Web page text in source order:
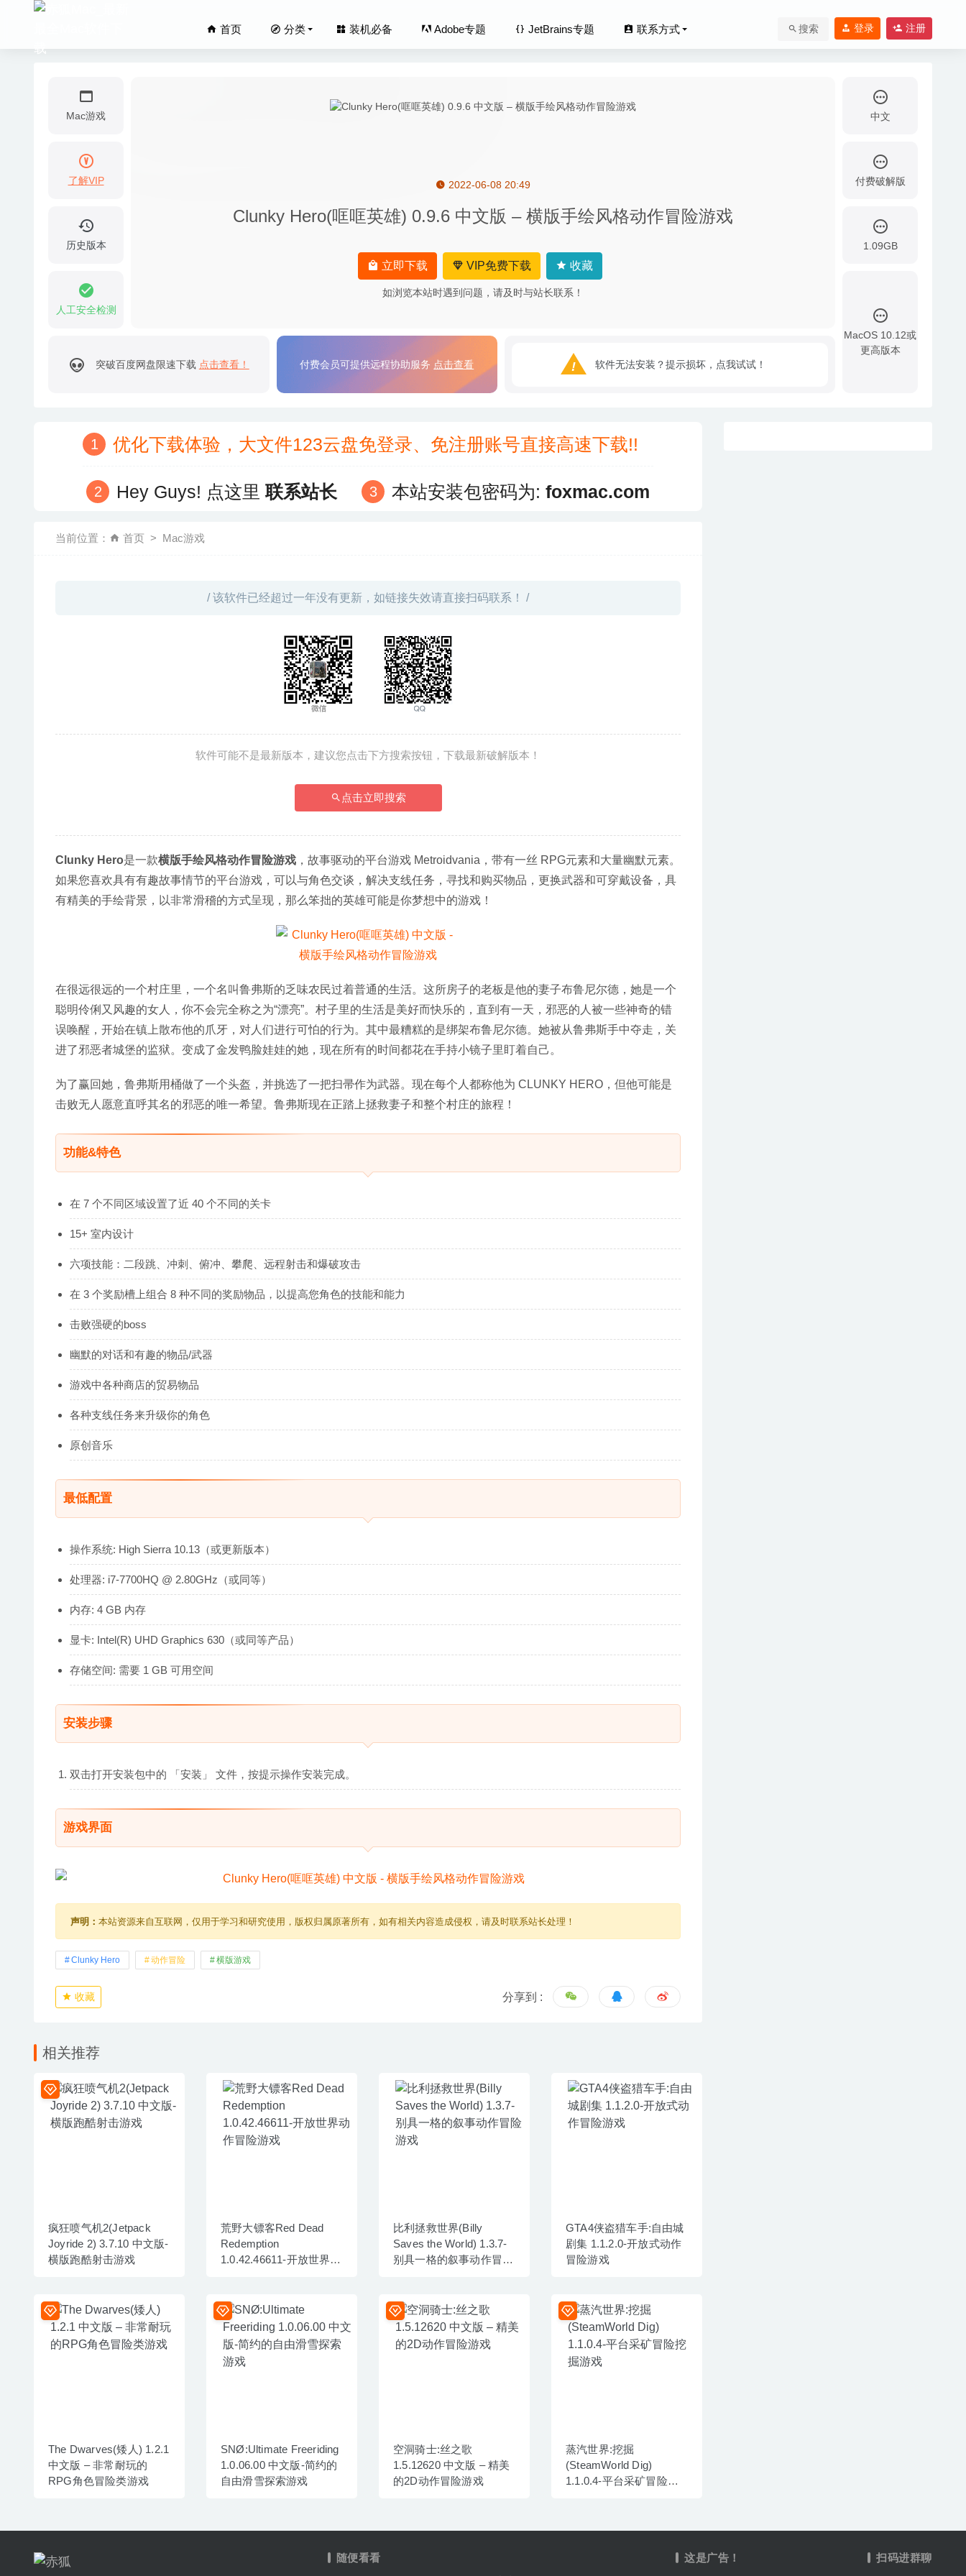
首页 分类 装机必备 Adobe专题 JetBrains专题 联系方式 搜索 登录 注册
Mac游戏
了解VIP
历史版本
人工安全检测
2022-06-08 20:49
Clunky Hero(哐哐英雄) 0.9.6 中文版 – 横版手绘风格动作冒险游戏
立即下载 VIP免费下载 收藏
如浏览本站时遇到问题，请及时与站长联系！
中文
付费破解版
1.09GB
MacOS 10.12或
更高版本
突破百度网盘限速下载 点击查看！ 付费会员可提供远程协助服务 点击查看 软件无法安装？提示损坏，点我试试！
优化下载体验，大文件123云盘免登录、免注册账号直接高速下载!!
Hey Guys! 点这里联系站长 本站安装包密码为: foxmac.com
当前位置： 首页 Mac游戏
/ 该软件已经超过一年没有更新，如链接失效请直接扫码联系！ /
软件可能不是最新版本，建议您点击下方搜索按钮，下载最新破解版本！
点击立即搜索
Clunky Hero是一款横版手绘风格动作冒险游戏 ，故事驱动的平台游戏 Metroidvania，带有一丝 RPG元素和大量幽默元素。
如果您喜欢具有有趣故事情节的平台游戏，可以与角色交谈，解决支线任务，寻找和购买物品，更换武器和可穿戴设备，具
有精美的手绘背景，以非常滑稽的方式呈现，那么笨拙的英雄可能是你梦想中的游戏！
在很远很远的一个村庄里，一个名叫鲁弗斯的乏味农民过着普通的生活。这所房子的老板是他的妻子布鲁尼尔德，她是一个
聪明伶俐又风趣的女人，你不会完全称之为“漂亮”。村子里的生活是美好而快乐的，直到有一天，邪恶的人被一些神奇的错
误唤醒，开始在镇上散布他的爪牙，对人们进行可怕的行为。其中最糟糕的是绑架布鲁尼尔德。她被从鲁弗斯手中夺走，关
进了邪恶者城堡的监狱。变成了金发鸭脸娃娃的她，现在所有的时间都花在手持小镜子里盯着自己。
为了赢回她，鲁弗斯用桶做了一个头盔，并挑选了一把扫帚作为武器。现在每个人都称他为 CLUNKY HERO，但他可能是
击败无人愿意直呼其名的邪恶的唯一希望。鲁弗斯现在正踏上拯救妻子和整个村庄的旅程！
功能&特色
在 7 个不同区域设置了近 40 个不同的关卡
15+ 室内设计
六项技能：二段跳、冲刺、俯冲、攀爬、远程射击和爆破攻击
在 3 个奖励槽上组合 8 种不同的奖励物品，以提高您角色的技能和能力
击败强硬的boss
幽默的对话和有趣的物品/武器
游戏中各种商店的贸易物品
各种支线任务来升级你的角色
原创音乐
最低配置
操作系统: High Sierra 10.13（或更新版本）
处理器: i7-7700HQ @ 2.80GHz（或同等）
内存: 4 GB 内存
显卡: Intel(R) UHD Graphics 630（或同等产品）
存储空间: 需要 1 GB 可用空间
安装步骤
双击打开安装包中的 「安装」 文件，按提示操作安装完成。
游戏界面
声明： 本站资源来自互联网，仅用于学习和研究使用，版权归属原著所有，如有相关内容造成侵权，请及时联系站长处理！
Clunky Hero 动作冒险 横版游戏
收藏 分享到 :
相关推荐
疯狂喷气机2(Jetpack
Joyride 2) 3.7.10 中文版-
横版跑酷射击游戏
荒野大镖客Red Dead
Redemption
1.0.42.46611-开放世界动
比利拯救世界(Billy
Saves the World) 1.3.7-
别具一格的叙事动作冒险
GTA4侠盗猎车手:自由城
剧集 1.1.2.0-开放式动作
冒险游戏
The Dwarves(矮人) 1.2.1
中文版 – 非常耐玩的
RPG角色冒险类游戏
SNØ:Ultimate Freeriding
1.0.06.00 中文版-简约的
自由滑雪探索游戏
空洞骑士:丝之歌
1.5.12620 中文版 – 精美
的2D动作冒险游戏
蒸汽世界:挖掘
(SteamWorld Dig)
1.1.0.4-平台采矿冒险挖
随便看看
这是广告！ 扫码进群聊
Dash 5.1.5 – 开发者必备API文档和代码片段管理器 2020-04-25
iMazing 2.11.4 (13602) for Mac中文版-终极完美IOS设备管理工具
Adobe Photoshop 2020 21.2.1 中文版-最优秀的图片处理工具